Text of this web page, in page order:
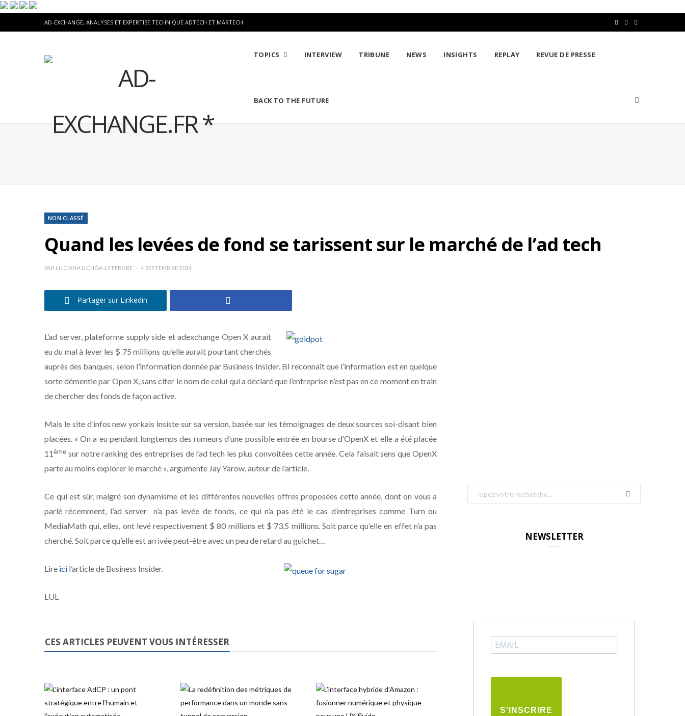
AD-EXCHANGE, ANALYSES ET EXPERTISE TECHNIQUE ADTECH ET MARTECH
TOPICS INTERVIEW TRIBUNE NEWS INSIGHTS REPLAY REVUE DE PRESSE
BACK TO THE FUTURE
NON CLASSÉ
Quand les levées de fond se tarissent sur le marché de l’ad tech
PAR LUCIANA UCHÔA-LEFEBVRE 4 SEPTEMBRE 2014
Partager sur Linkedin
L’ad server, plateforme supply side et adexchange Open X aurait
eu du mal à lever les $ 75 millions qu’elle aurait pourtant cherchés
auprès des banques, selon l’information donnée par Business Insider. BI reconnaît que l’information est en quelque
sorte démentie par Open X, sans citer le nom de celui qui a déclaré que l’entreprise n’est pas en ce moment en train
de chercher des fonds de façon active.
Mais le site d’infos new yorkais insiste sur sa version, basée sur les témoignages de deux sources soi-disant bien
placées. « On a eu pendant longtemps des rumeurs d’une possible entrée en bourse d’OpenX et elle a été placée
11ème sur notre ranking des entreprises de l’ad tech les plus convoitées cette année. Cela faisait sens que OpenX
parte au moins explorer le marché », argumente Jay Yarow, auteur de l’article.
Ce qui est sûr, malgré son dynamisme et les différentes nouvelles offres proposées cette année, dont on vous a
parlé récemment, l’ad server n’a pas levée de fonds, ce qui n’a pas été le cas d’entreprises comme Turn ou
MediaMath qui, elles, ont levé respectivement $ 80 millions et $ 73,5 millions. Soit parce qu’elle en effet n’a pas
cherché. Soit parce qu’elle est arrivée peut-être avec un peu de retard au guichet…
Lire ici l’article de Business Insider.
LUL
CES ARTICLES PEUVENT VOUS INTÉRESSER
Search
for:
NEWSLETTER
S'INSCRIRE